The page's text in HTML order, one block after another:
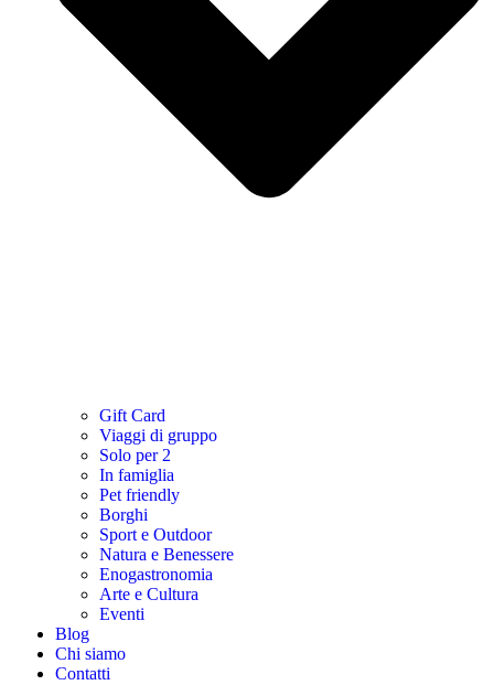
Gift Card
Viaggi di gruppo
Solo per 2
In famiglia
Pet friendly
Borghi
Sport e Outdoor
Natura e Benessere
Enogastronomia
Arte e Cultura
Eventi
Blog
Chi siamo
Contatti